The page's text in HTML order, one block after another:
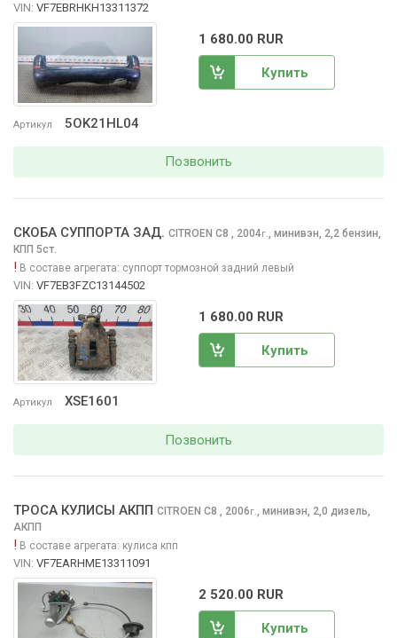
Артикул 5OK21HL04
VIN: VF7EBRHKH13311372
1 680.00 RUR
Купить
Позвонить
Артикул XSE1601
СКОБА СУППОРТА ЗАД. CITROEN C8 , 2004г.
минивэн, 2,2 бензин,
КПП 5ст.
! В составе агрегата: суппорт тормозной задний левый
VIN: VF7EB3FZC13144502
1 680.00 RUR
Купить
Позвонить
ТРОСА КУЛИСЫ АКПП CITROEN C8 , 2006г. минивэн, 2,0 дизель,
АКПП
! В составе агрегата: кулиса кпп
VIN: VF7EARHME13311091
2 520.00 RUR
Купить